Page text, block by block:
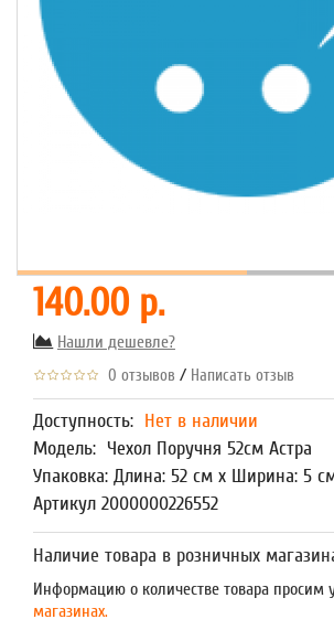
140.00 р.
Нашли дешевле?
0 отзывов / Написать отзыв
Доступность: Нет в наличии
Модель: Чехол Поручня 52см Астра
Упаковка: Длина: 52 см x Ширина: 5
Артикул 2000000226552
Наличие товара в розничных
Информацию о количестве товара просим
магазинах.